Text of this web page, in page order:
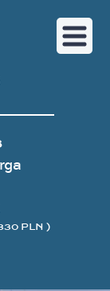
PLN )